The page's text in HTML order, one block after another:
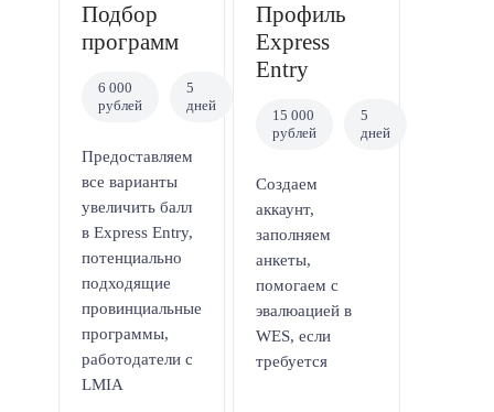
Подбор
программ
6 000
рублей
5
дней
Предоставляем
все варианты
увеличить балл
в Express Entry,
потенциально
подходящие
провинциальные
программы,
работодатели с
LMIA
Профиль
Express
Entry
15 000
рублей
5
дней
Создаем
аккаунт,
заполняем
анкеты,
помогаем с
эвалюацией в
WES, если
требуется